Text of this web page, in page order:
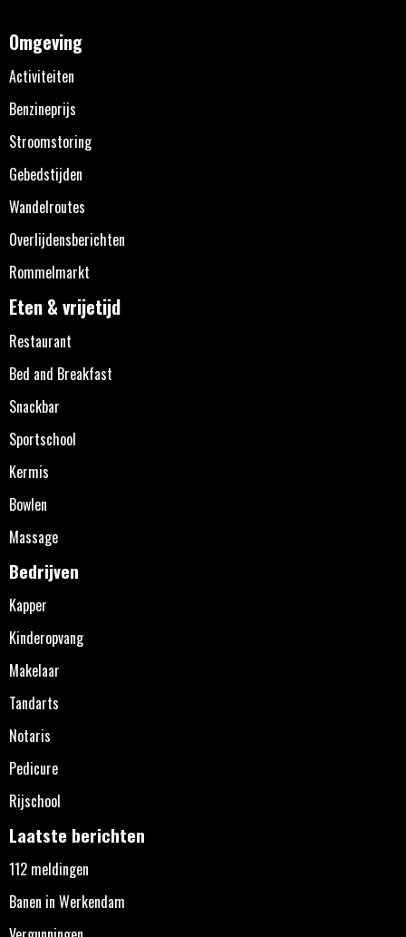
Omgeving
Activiteiten
Benzineprijs
Stroomstoring
Gebedstijden
Wandelroutes
Overlijdensberichten
Rommelmarkt
Eten & vrijetijd
Restaurant
Bed and Breakfast
Snackbar
Sportschool
Kermis
Bowlen
Massage
Bedrijven
Kapper
Kinderopvang
Makelaar
Tandarts
Notaris
Pedicure
Rijschool
Laatste berichten
112 meldingen
Banen in Werkendam